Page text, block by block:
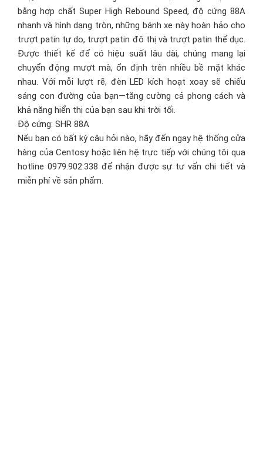
bằng hợp chất Super High Rebound Speed, độ cứng 88A
nhanh và hình dạng tròn, những bánh xe này hoàn hảo cho
trượt patin tự do, trượt patin đô thị và trượt patin thể dục.
Được thiết kế để có hiệu suất lâu dài, chúng mang lại
chuyển động mượt mà, ổn định trên nhiều bề mặt khác
nhau. Với mỗi lượt rẽ, đèn LED kích hoạt xoay sẽ chiếu
sáng con đường của bạn—tăng cường cả phong cách và
khả năng hiển thị của bạn sau khi trời tối.
Độ cứng: SHR 88A
Nếu bạn có bất kỳ câu hỏi nào, hãy đến ngay hệ thống cửa
hàng của Centosy hoặc liên hệ trực tiếp với chúng tôi qua
hotline 0979.902.338 để nhận được sự tư vấn chi tiết và
miễn phí về sản phẩm.